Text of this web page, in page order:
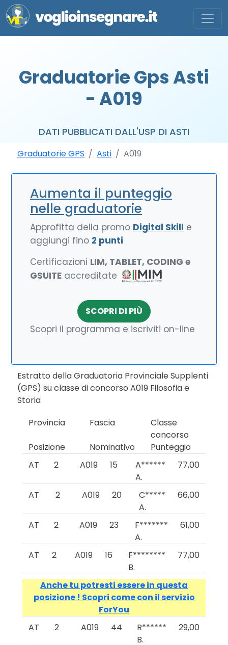
Graduatorie Gps Asti
- A019
DATI PUBBLICATI DALL'USP DI ASTI
Graduatorie GPS Asti A019
Aumenta il punteggio
nelle graduatorie
Approfitta della promo Digital Skill e
aggiungi fino 2 punti
Certificazioni LIM, TABLET, CODING e
GSUITE accreditate
SCOPRI DI PIÙ
Scopri il programma e iscriviti on-line
Estratto della Graduatoria Provinciale Supplenti
(GPS) su classe di concorso A019 Filosofia e
Storia
Provincia
Fascia
Classe
concorso
Posizione
Nominativo
Punteggio
AT
2 A019 15
A******
A.
77,00
AT 2 A019 20
C*****
A.
66,00
AT 2 A019 23
F*******
A.
61,00
AT 2 A019 16
F********
B.
77,00
Anche tu potresti essere in questa
posizione ! Scopri come con il servizio
ForYou
AT
2 A019 44
R******
B.
29,00